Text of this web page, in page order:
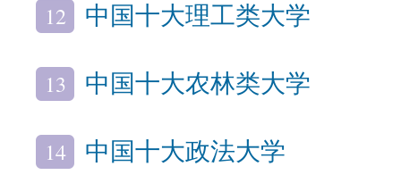
12 中国十大理工类大学
13 中国十大农林类大学
14 中国十大政法大学